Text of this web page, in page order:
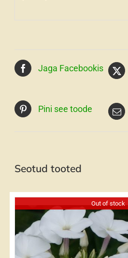
Jaga Facebookis
Pini see toode
Seotud tooted
Out of stock